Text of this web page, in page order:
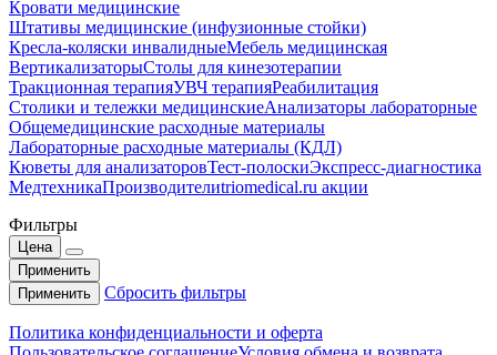
Кровати медицинские
Штативы медицинские (инфузионные стойки)
Кресла-коляски инвалидныеМебель медицинская
ВертикализаторыСтолы для кинезотерапии
Тракционная терапияУВЧ терапияРеабилитация
Столики и тележки медицинскиеАнализаторы лабораторные
Общемедицинские расходные материалы
Лабораторные расходные материалы (КДЛ)
Кюветы для анализаторовТест-полоскиЭкспресс-диагностика
МедтехникаПроизводителиtriomedical.ru акции
Фильтры
Цена
Применить
Применить
Сбросить фильтры
Политика конфиденциальности и оферта